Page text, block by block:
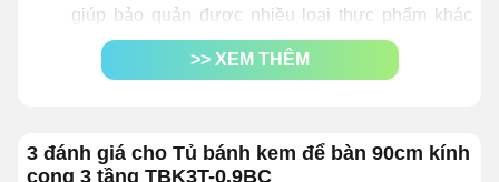
giúp bảo quản được nhiều loại thực phẩm khác
nhau.
Làm lạnh sâu,
làm lạnh nhanh chỉ sau 30 – 60
bông xốp, không bị khô.
>> XEM THÊM
3 đánh giá cho Tủ bánh kem để bàn 90cm kính
cong 3 tầng TBK3T-0.9BC